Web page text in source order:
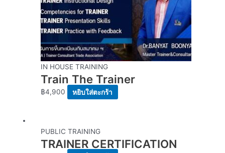
IN HOUSE TRAINING
Train The Trainer
฿4,900 หยิบใส่ตะกร้า
PUBLIC TRAINING
TRAINER CERTIFICATION